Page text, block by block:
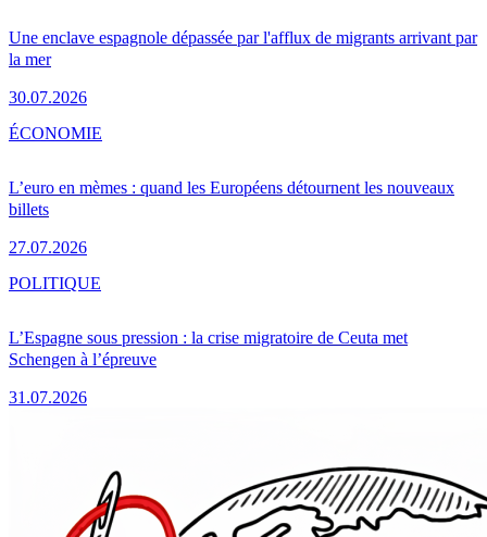
Une enclave espagnole dépassée par l'afflux de migrants arrivant par
la mer
30.07.2026
L’euro en mèmes : quand les Européens détournent les nouveaux
billets
27.07.2026
ÉCONOMIE
L’Espagne sous pression : la crise migratoire de Ceuta met
Schengen à l’épreuve
31.07.2026
POLITIQUE